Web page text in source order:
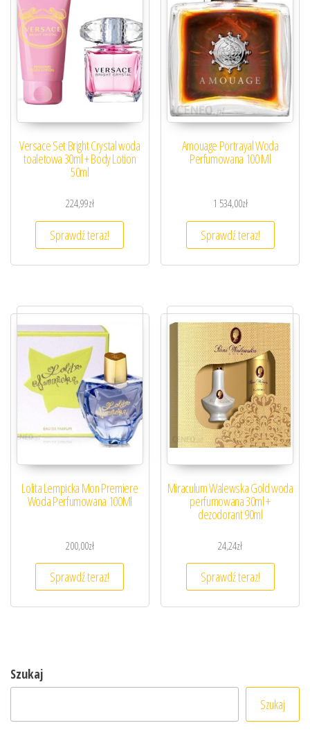
Versace Set Bright Crystal woda
toaletowa 30ml + Body Lotion
50ml
224,99zł
Sprawdź teraz!
Amouage Portrayal Woda
Perfumowana 100 Ml
1 534,00zł
Sprawdź teraz!
Lolita Lempicka Mon Premiere
Woda Perfumowana 100Ml
200,00zł
Sprawdź teraz!
Miraculum Walewska Gold woda
perfumowana 30ml +
dezodorant 90ml
24,24zł
Sprawdź teraz!
Szukaj
Szukaj